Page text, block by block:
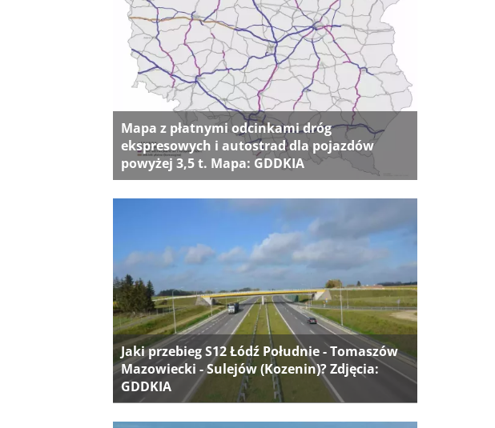
Mapa z płatnymi odcinkami dróg
ekspresowych i autostrad dla pojazdów
powyżej 3,5 t. Mapa: GDDKIA
Jaki przebieg S12 Łódź Południe - Tomaszów
Mazowiecki - Sulejów (Kozenin)? Zdjęcia:
GDDKIA